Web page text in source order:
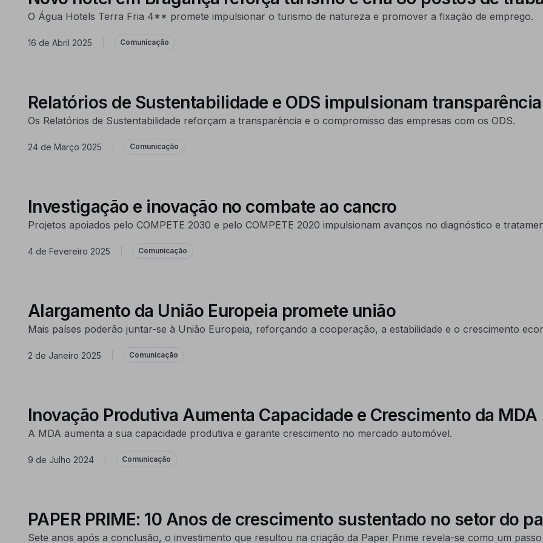
O Água Hotels Terra Fria 4** promete impulsionar o turismo de natureza e promover a fixação de emprego.
16 de Abril 2025 Comunicação
Relatórios de Sustentabilidade e ODS impulsionam
Os Relatórios de Sustentabilidade reforçam a transparência e o compromisso das empresas com os ODS.
24 de Março 2025 Comunicação
Investigação e inovação no combate ao cancro
Projetos apoiados pelo COMPETE 2030 e pelo COMPETE 2020 impulsionam avanços no diagnóstico e
4 de Fevereiro 2025 Comunicação
Alargamento da União Europeia promete união
Mais países poderão juntar-se à União Europeia, reforçando a cooperação, a estabilidade e o crescimento
2 de Janeiro 2025 Comunicação
Inovação Produtiva Aumenta Capacidade e Crescimento da MDA
A MDA aumenta a sua capacidade produtiva e garante crescimento no mercado automóvel.
9 de Julho 2024 Comunicação
PAPER PRIME: 10 Anos de crescimento sustentado no setor do
Sete anos após a conclusão, o investimento que resultou na criação da Paper Prime revela-se como um